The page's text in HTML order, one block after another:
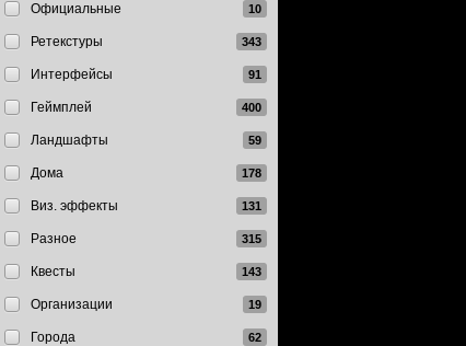
Официальные
Ретекстуры
Интерфейсы
Геймплей
Ландшафты
Дома
Виз. эффекты
Разное
Квесты
Организации
Города